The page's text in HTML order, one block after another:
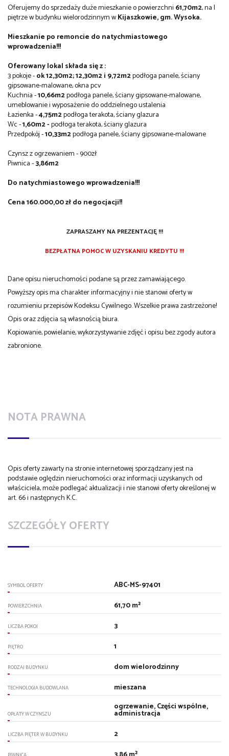
Oferujemy do sprzedaży duże mieszkanie o powierzchni 61,70m2, na I
piętrze w budynku wielorodzinnym wKijaszkowie, gm. Wysoka.
Mieszkanie po remoncie do natychmiastowego
wprowadzenia!!!
Oferowany lokal składa się z :
3 pokoje -ok 12,30m2; 12,30m2 i 9,72m2podłoga panele, ściany
gipsowane-malowane, okna pcv
Kuchnia -10,66m2podłoga panele, ściany gipsowane-malowane,
umeblowanie i wyposażenie do oddzielnego ustalenia
Łazienka -4,75m2podłoga terakota, ściany glazura
Wc -1,60m2 -podłoga terakota, ściany glazura
Przedpokój -10,33m2podłoga panele, ściany gipsowane-malowane
Czynsz z ogrzewaniem - 900zł
Piwnica -3,86m2
Do natychmiastowego wprowadzenia!!!
Cena 160.000,00 zł do negocjacji!!
ZAPRASZAMY NA PREZENTACJĘ !!!
BEZPŁATNA POMOC W UZYSKANIU KREDYTU !!!
Dane opisu nieruchomości podane są przez zamawiającego.
Powyższy opis ma charakter informacyjny i nie stanowi oferty w
rozumieniu przepisów Kodeksu Cywilnego. Wszelkie prawa zastrzeżone!
Opis oraz zdjęcia są własnością biura.
Kopiowanie, powielanie, wykorzystywanie zdjęć i opisu bez zgody autora
zabronione.
NOTA PRAWNA
Opis oferty zawarty na stronie internetowej sporządzany jest na
podstawie oględzin nieruchomości oraz informacji uzyskanych od
właściciela, może podlegać aktualizacji i nie stanowi oferty określonej w
art. 66 i następnych K.C.
SZCZEGÓŁY OFERTY
SYMBOL OFERTY ABC-MS-97401
POWIERZCHNIA 61,70 m²
LICZBA POKOI 3
PIĘTRO 1
RODZAJ BUDYNKU dom wielorodzinny
TECHNOLOGIA BUDOWLANA mieszana
OPŁATY W CZYNSZU
ogrzewanie, Części wspólne,
administracja
LICZBA PIĘTER W BUDYNKU 2